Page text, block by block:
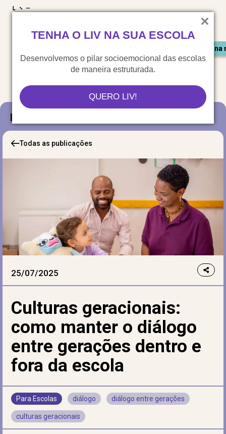
TENHA O LIV NA SUA ESCOLA
Desenvolvemos o pilar socioemocional das escolas
de maneira estruturada.
QUERO LIV!
Saiu
Blog
Todas as publicações
25/07/2025
Culturas geracionais:
como manter o diálogo
entre gerações dentro e
fora da escola
Para Escolas diálogo diálogo entre gerações
culturas geracionais